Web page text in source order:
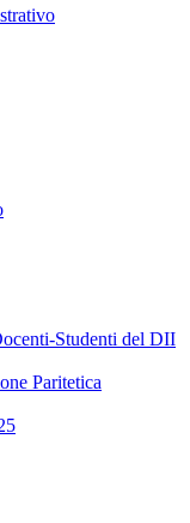
Studenti del DII
Paritetica